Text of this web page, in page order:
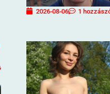
2026-08-06 1